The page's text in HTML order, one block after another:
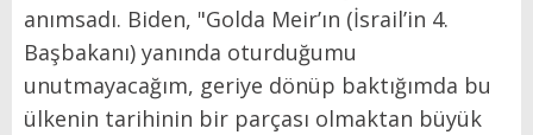
anımsadı. Biden, "Golda Meir’ın (İsrail’in 4.
Başbakanı) yanında oturduğumu
unutmayacağım, geriye dönüp baktığımda bu
ülkenin tarihinin bir parçası olmaktan büyük